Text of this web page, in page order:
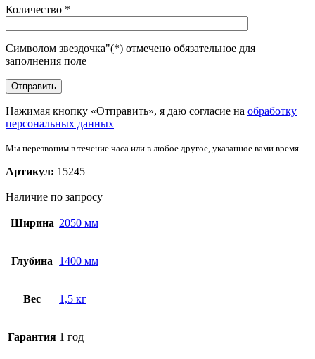
Количество *
Символом звездочка"(*) отмечено обязательное для
заполнения поле
Нажимая кнопку «Отправить», я даю согласие на обработку
персональных данных
Мы перезвоним в течение часа или в любое другое, указанное вами время
Артикул: 15245
Наличие по запросу
Ширина 2050 мм
Глубина 1400 мм
Вес 1,5 кг
Гарантия 1 год